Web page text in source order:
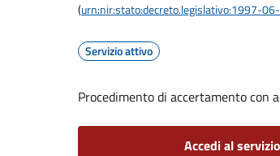
(urn:nir:stato:decreto.legislativo:1997-
Servizio attivo
Procedimento di accertamento con
Accedi al servizio